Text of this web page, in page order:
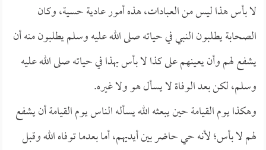
لا بأس هذا ليس من العبادات، هذه أمور عادية حسية، وكان
الصحابة يطلبون النبي في حياته صلى الله عليه وسلم يطلبون منه أن
يشفع لهم وأن يعينهم على كذا لا بأس بهذا في حياته صلى الله عليه
وسلم، لكن بعد الوفاة لا يسأل هو ولا غيره.
وهكذا يوم القيامة حين يبعثه الله يسأله الناس يوم القيامة أن يشفع
لهم لا بأس؛ لأنه حي حاضر بين أيديهم، أما بعدما توفاه الله وقبل